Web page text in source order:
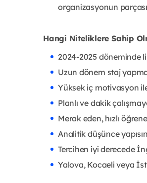
organizasyonun
Hangi Niteliklere Sahip
2024-2025 döneminde
Uzun dönem staj
Yüksek iç motivasyon
Planlı ve dakik
Merak eden, hızlı
Analitik düşünce
Tercihen iyi derecede
Yalova, Kocaeli veya